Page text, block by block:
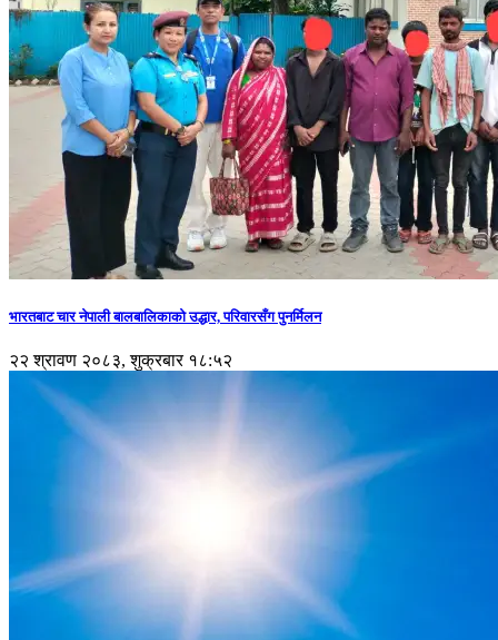
भारतबाट चार नेपाली बालबालिकाको उद्धार, परिवारसँग पुनर्मिलन
२२ श्रावण २०८३, शुक्रबार १८:५२